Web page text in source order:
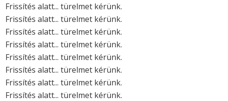
Frissítés alatt... türelmet kérünk.
Frissítés alatt... türelmet kérünk.
Frissítés alatt... türelmet kérünk.
Frissítés alatt... türelmet kérünk.
Frissítés alatt... türelmet kérünk.
Frissítés alatt... türelmet kérünk.
Frissítés alatt... türelmet kérünk.
Frissítés alatt... türelmet kérünk.